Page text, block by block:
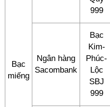
Bạc
miếng
999
Ngân hàng
Sacombank
Bạc
Kim-
Phúc-
Lộc
SBJ
999